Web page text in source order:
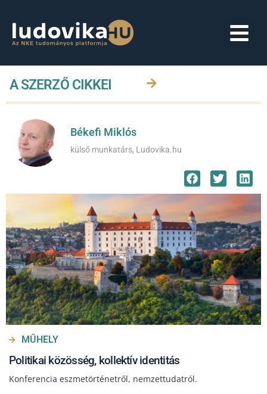
A SZERZŐ CIKKEI
Békefi Miklós
külső munkatárs, Ludovika.hu
MŰHELY
Politikai közösség, kollektív identitás
Konferencia eszmetörténetről, nemzettudatról.